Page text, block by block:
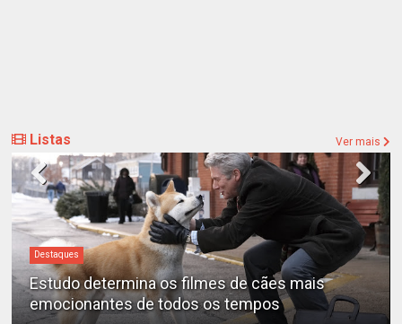
Listas Ver mais
Destaques
Estudo determina os filmes de cães mais
emocionantes de todos os tempos